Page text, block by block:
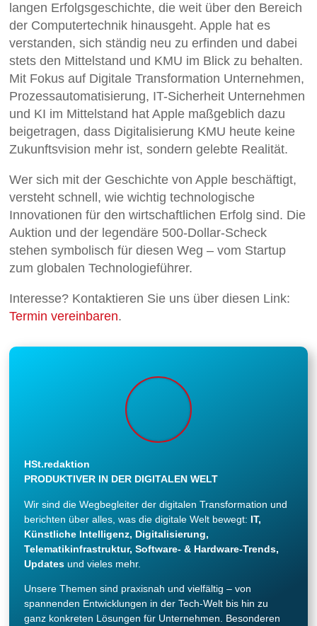
langen Erfolgsgeschichte, die weit über den Bereich
der Computertechnik hinausgeht. Apple hat es
verstanden, sich ständig neu zu erfinden und dabei
stets den Mittelstand und KMU im Blick zu behalten.
Mit Fokus auf Digitale Transformation Unternehmen,
Prozessautomatisierung, IT-Sicherheit Unternehmen
und KI im Mittelstand hat Apple maßgeblich dazu
beigetragen, dass Digitalisierung KMU heute keine
Zukunftsvision mehr ist, sondern gelebte Realität.
Wer sich mit der Geschichte von Apple beschäftigt,
versteht schnell, wie wichtig technologische
Innovationen für den wirtschaftlichen Erfolg sind. Die
Auktion und der legendäre 500-Dollar-Scheck
stehen symbolisch für diesen Weg – vom Startup
zum globalen Technologieführer.
Interesse? Kontaktieren Sie uns über diesen Link:
Termin vereinbaren.
HSt.redaktion
PRODUKTIVER IN DER DIGITALEN WELT
Wir sind die Wegbegleiter der digitalen Transformation und
berichten über alles, was die digitale Welt bewegt: IT,
Künstliche Intelligenz, Digitalisierung,
Telematikinfrastruktur, Software- & Hardware-Trends,
Updates und vieles mehr.
Unsere Themen sind praxisnah und vielfältig – von
spannenden Entwicklungen in der Tech-Welt bis hin zu
ganz konkreten Lösungen für Unternehmen. Besonderen